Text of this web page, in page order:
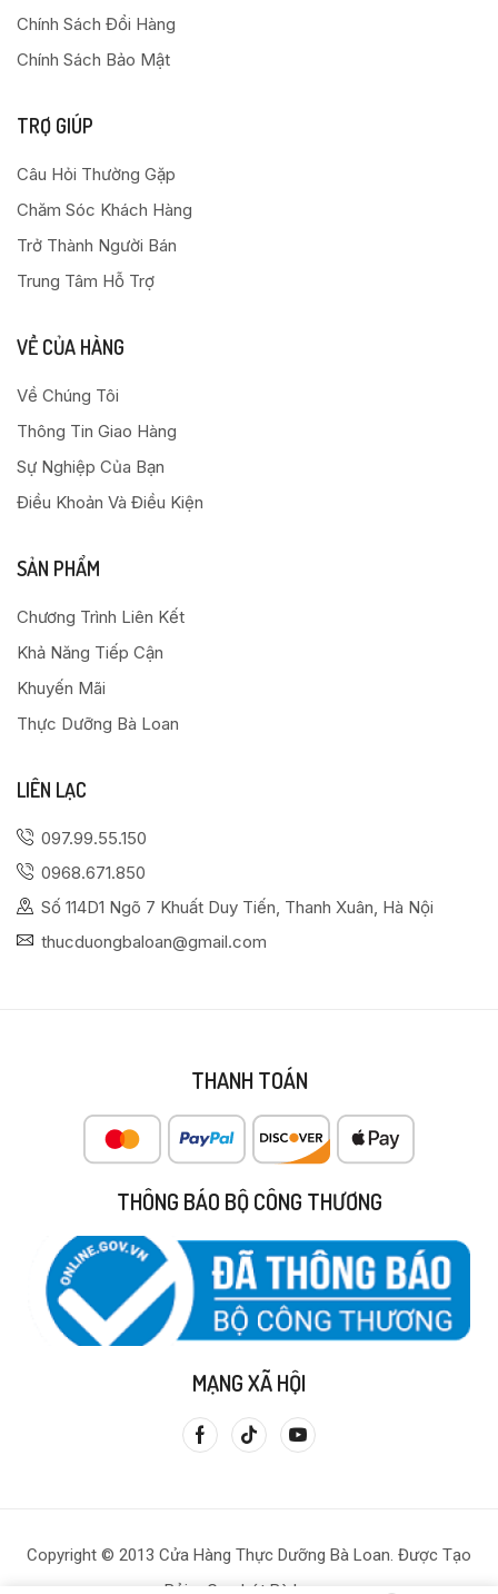
Chính Sách Đổi Hàng
Chính Sách Bảo Mật
TRỢ GIÚP
Câu Hỏi Thường Gặp
Chăm Sóc Khách Hàng
Trở Thành Người Bán
Trung Tâm Hỗ Trợ
VỀ CỦA HÀNG
Về Chúng Tôi
Thông Tin Giao Hàng
Sự Nghiệp Của Bạn
Điều Khoản Và Điều Kiện
SẢN PHẨM
Chương Trình Liên Kết
Khả Năng Tiếp Cận
Khuyến Mãi
Thực Dưỡng Bà Loan
LIÊN LẠC
097.99.55.150
0968.671.850
Số 114D1 Ngõ 7 Khuất Duy Tiến, Thanh Xuân, Hà Nội
thucduongbaloan@gmail.com
THANH TOÁN
THÔNG BÁO BỘ CÔNG THƯƠNG
MẠNG XÃ HỘI
Copyright © 2013 Cửa Hàng Thực Dưỡng Bà Loan. Được Tạo